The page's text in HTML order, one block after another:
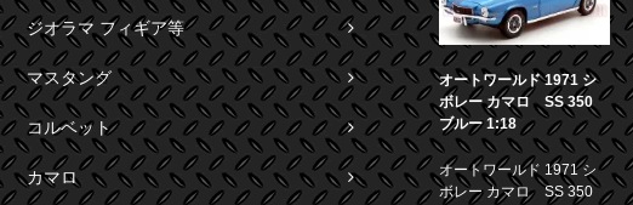
ジオラマ フィギア等
マスタング
コルベット
カマロ
オートワールド 1971 シ
ボレー カマロ SS 350
ブルー 1:18
オートワールド 1971 シ
ボレー カマロ SS 350